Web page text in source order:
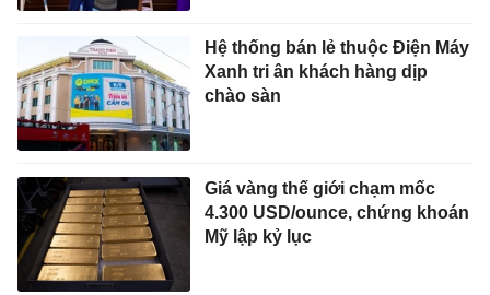
Hệ thống bán lẻ thuộc Điện Máy
Xanh tri ân khách hàng dịp
chào sàn
Giá vàng thế giới chạm mốc
4.300 USD/ounce, chứng khoán
Mỹ lập kỷ lục